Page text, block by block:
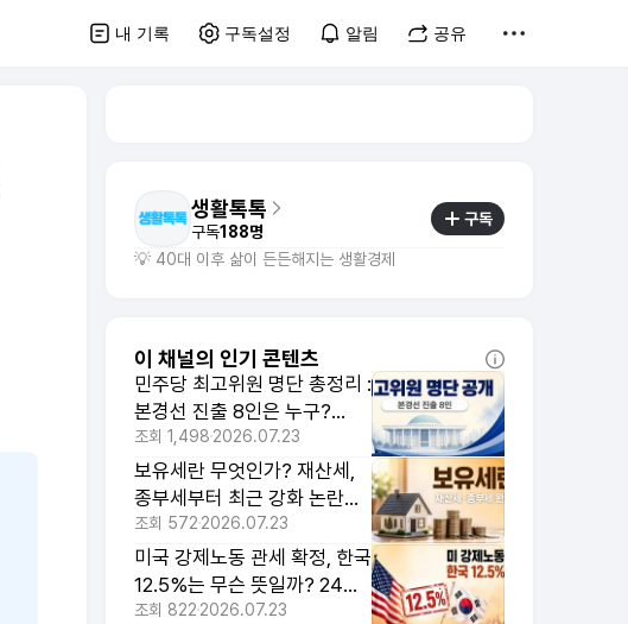
내 기록 구독설정 알림 공유
생활톡톡
구독188명
구독
💡 40대 이후 삶이 든든해지는 생활경제
이 채널의 인기 콘텐츠
민주당 최고위원 명단 총정리 :
본경선 진출 8인은 누구?
8·17 전당대회 관전 포인트
조회 1,498 2026.07.23
보유세란 무엇인가? 재산세,
종부세부터 최근 강화 논란까
지 한 번에 정리
조회 572 2026.07.23
미국 강제노동 관세 확정, 한국
12.5%는 무슨 뜻일까? 24일
시행 총정리
조회 822 2026.07.23